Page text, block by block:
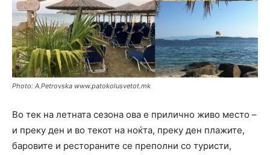
Photo: A.Petrovska www.patokolusvetot.mk
Во тек на летната сезона ова е прилично живо место –
и преку ден и во текот на ноќта, преку ден плажите,
баровите и рестораните се преполни со туристи,